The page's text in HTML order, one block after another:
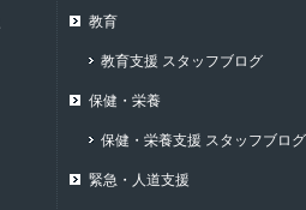
教育
教育支援 スタッフブログ
保健・栄養
保健・栄養支援 スタッフブログ
緊急・人道支援